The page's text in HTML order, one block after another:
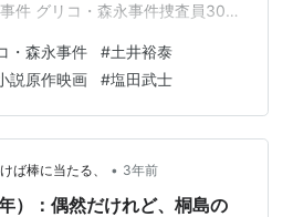
件 グリコ・森永事件捜査員300
和の大事件、製菓会社に対する
探る物語だ。その意義をあまり
の主人公が外側から、幼少時に
たことを知った仕立て屋の男が
く。どっちがどの取材をしたの
・森永事件 #土井裕泰
説原作映画 #塩田武士
ば棒に当たる、 • 3年前
）：偶然だけれど、桐島の